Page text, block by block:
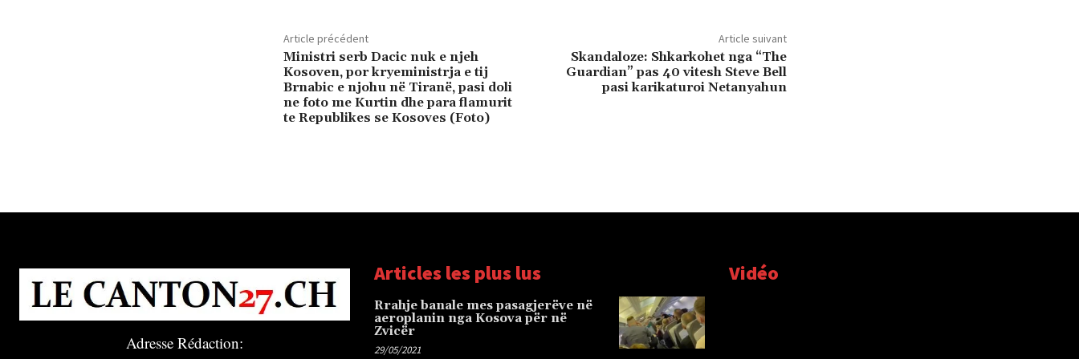
Article précédent
Ministri serb Dacic nuk e njeh
Kosoven, por kryeministrja e tij
Brnabic e njohu në Tiranë, pasi doli
ne foto me Kurtin dhe para flamurit
te Republikes se Kosoves (Foto)
Article suivant
Skandaloze: Shkarkohet nga “The
Guardian” pas 40 vitesh Steve Bell
pasi karikaturoi Netanyahun
Adresse Rédaction:
Articles les plus lus
Rrahje banale mes pasagjerëve në
aeroplanin nga Kosova për në
Zvicër
29/05/2021
Vidéo